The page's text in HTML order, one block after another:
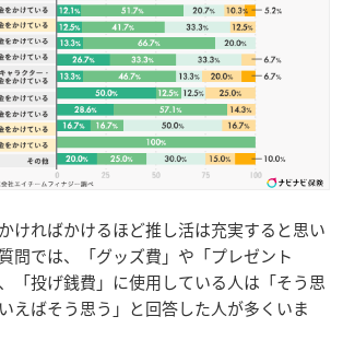
ければかけるほど推し活は充実すると思い
問では、「グッズ費」や「プレゼント
「投げ銭費」に使用している人は「そう思
えばそう思う」と回答した人が多くいま